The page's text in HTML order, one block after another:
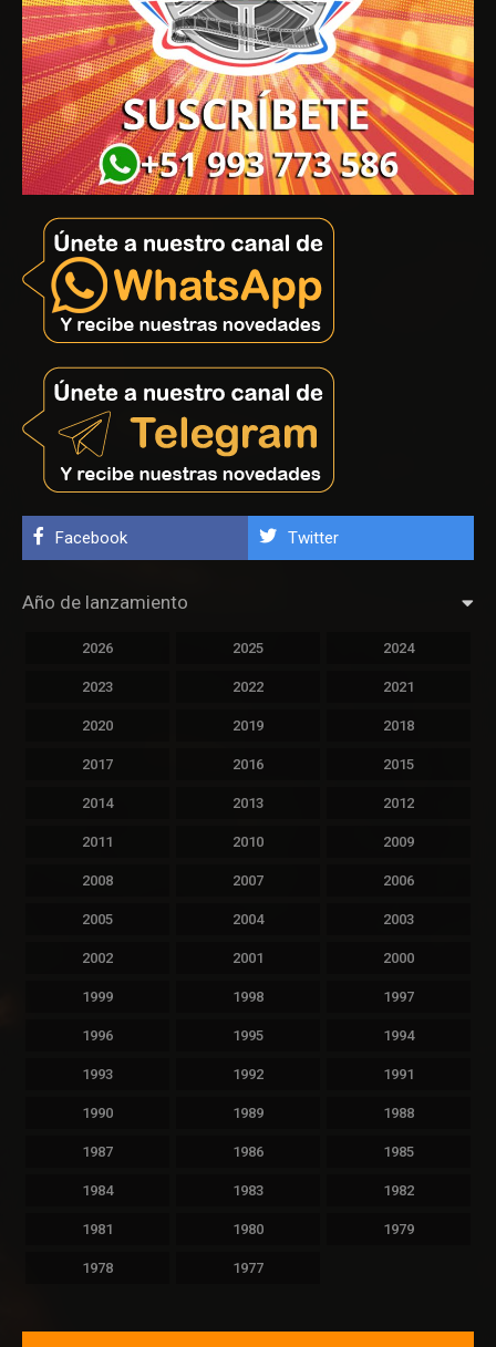
Facebook Twitter
Año de lanzamiento
2026 2025 2024
2023 2022 2021
2020 2019 2018
2017 2016 2015
2014 2013 2012
2011 2010 2009
2008 2007 2006
2005 2004 2003
2002 2001 2000
1999 1998 1997
1996 1995 1994
1993 1992 1991
1990 1989 1988
1987 1986 1985
1984 1983 1982
1981 1980 1979
1978 1977